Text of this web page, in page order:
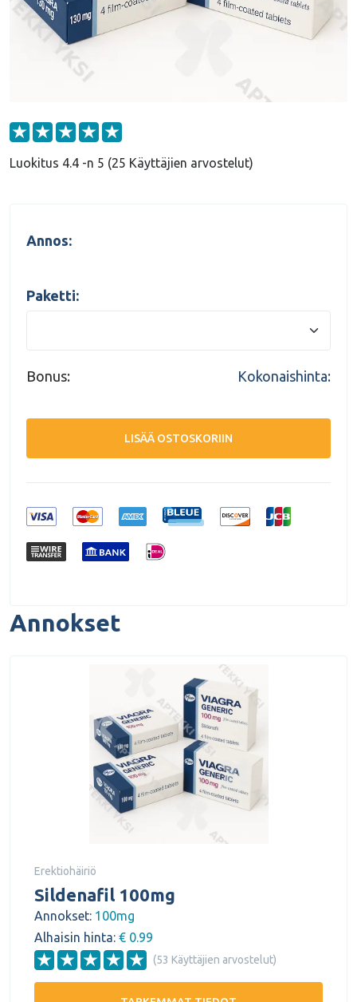
Luokitus 4.4 -n 5 (25 Käyttäjien arvostelut)
Annos:
Paketti:
Bonus: Kokonaishinta:
LISÄÄ OSTOSKORIIN
Annokset
Erektiohäiriö
Sildenafil 100mg
Annokset: 100mg
Alhaisin hinta: € 0.99
(53 Käyttäjien arvostelut)